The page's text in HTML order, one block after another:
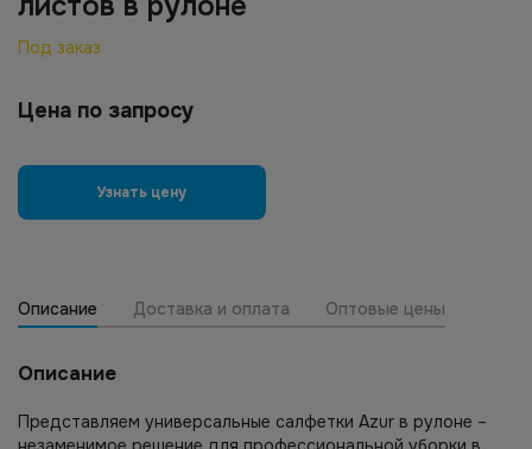
Под заказ
Цена по запросу
Узнать цену
Описание Доставка и оплата Оптовые цены
Описание
Представляем универсальные салфетки Azur в рулоне –